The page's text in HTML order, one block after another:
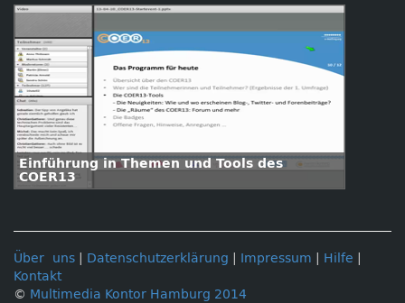
Einführung in Themen und Tools des
COER13
Über uns Datenschutzerklärung Impressum Hilfe
Kontakt
© Multimedia Kontor Hamburg 2014